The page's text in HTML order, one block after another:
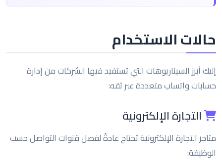
حالات الاستخدام
إليك أبرز السيناريوهات التي تستفيد فيها الشركات من إدارة
حسابات واتساب متعددة عبر ثقه:
التجارة الإلكترونية
متاجر التجارة الإلكترونية تحتاج عادةً لفصل قنوات التواصل حسب
الوظيفة: